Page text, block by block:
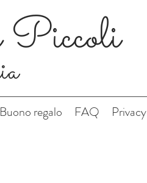
Buono regalo FAQ Privacy